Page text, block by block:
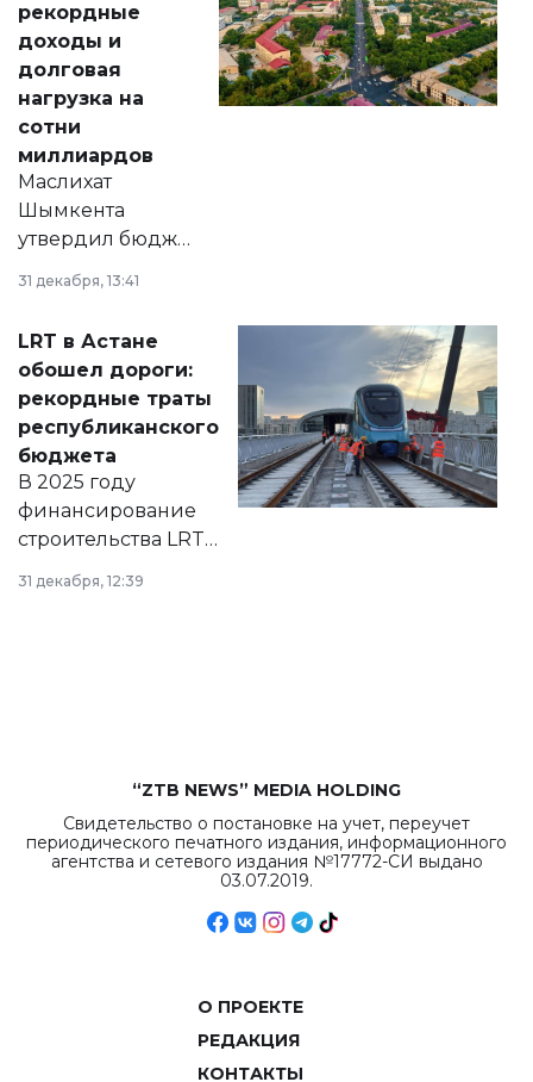
рекордные
доходы и
долговая
нагрузка на
сотни
миллиардов
Маслихат
Шымкента
утвердил бюджет
города на 2026–
2028 годы.
документ
появился в базе
нормативных
правовых актов и
на сайте маслихат
города.
31 декабря, 13:41
LRT в Астане
обошел дороги:
рекордные траты
республиканского
бюджета
В 2025 году
финансирование
строительства LRT
в Астане из
республиканского
31 декабря, 12:39
“ZTB NEWS” MEDIA HOLDING
Свидетельство о постановке на учет, переучет
периодического печатного издания, информационного
агентства и сетевого издания №17772-СИ выдано
03.07.2019.
О ПРОЕКТЕ
РЕДАКЦИЯ
КОНТАКТЫ